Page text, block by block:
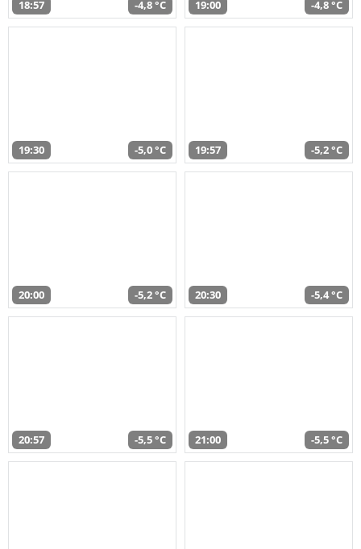
18:57 -4,8 °C 19:00 -4,8 °C
19:30 -5,0 °C 19:57 -5,2 °C
20:00 -5,2 °C 20:30 -5,4 °C
20:57 -5,5 °C 21:00 -5,5 °C